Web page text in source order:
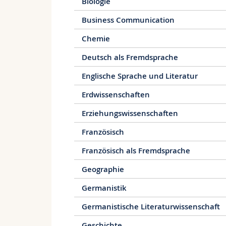
Kernbereiche verfügt.
Viele Studierende, die den Bachelor
des Studiums auf Masterstufe und
fächerübergreifenden Studienangebot
oder Anwalt ist erst mit dem Master-
und Absolventen mannigfaltigste
Business Communication
Chemie
Deutsch als Fremdsprache
Englische Sprache und Literatur
Erdwissenschaften
Erziehungswissenschaften
Französisch
Französisch als Fremdsprache
Geographie
Germanistik
Germanistische Literaturwissenschaft